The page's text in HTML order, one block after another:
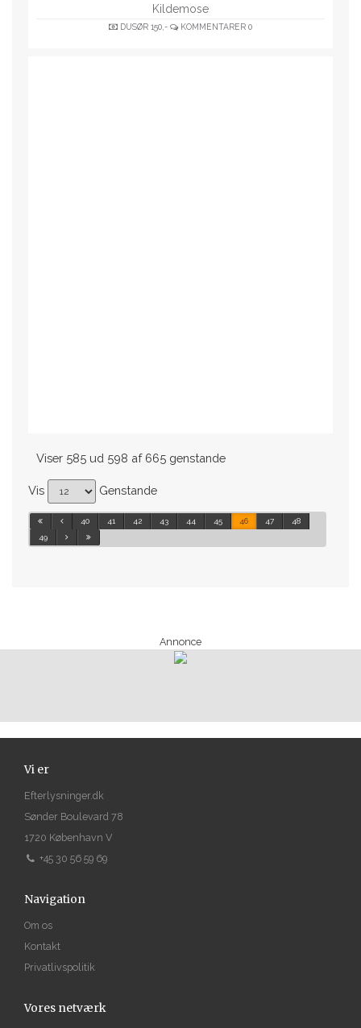
Kildemose
DUSØR 150,- KOMMENTARER 0
Viser 585 ud 598 af 665 genstande
Vis Genstande
40 41 42 43 44 45 46 47
48
49
Annonce
Vi er
Efterlysninger.dk
Sønder Boulevard 78
1720 København V
+45 30 56 59 69
Navigation
Om os
Kontakt
Privatlivspolitik
Vores netværk